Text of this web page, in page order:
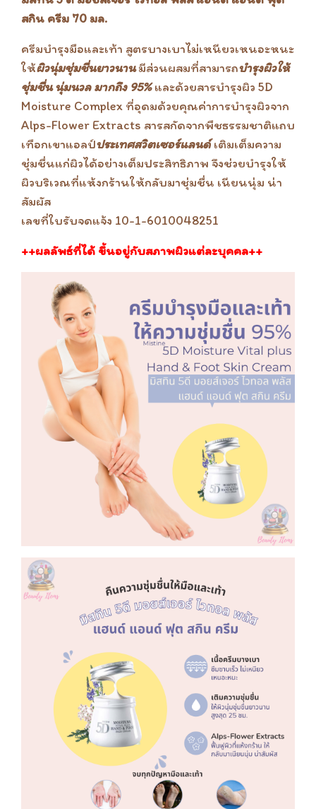
สกิน ครีม 70 มล.
ครีมบำรุงมือและเท้า สูตรบางเบาไม่เหนียวเหนอะหนะ
ให้ผิวนุ่มชุ่มชื่นยาวนานมีส่วนผสมที่สามารถบำรุงผิวให้
ชุ่มชื่น นุ่มนวล มากถึง 95%และด้วยสารบำรุงผิว 5D
Moisture Complex ที่อุดมด้วยคุณค่าการบำรุงผิวจาก
Alps-Flower Extracts สารสกัดจากพืชธรรมชาติแถบ
เทือกเขาแอลป์ประเทศสวิตเซอร์แลนด์เติมเต็มความ
ชุ่มชื่นแก่ผิวได้อย่างเต็มประสิทธิภาพ จึงช่วยบำรุงให้
ผิวบริเวณที่แห้งกร้านให้กลับมาชุ่มชื่น เนียนนุ่ม น่า
สัมผัส
เลขที่ใบรับจดแจ้ง 10-1-6010048251
++ผลลัพธ์ที่ได้ ขึ้นอยู่กับสภาพผิวแต่ละบุคคล++